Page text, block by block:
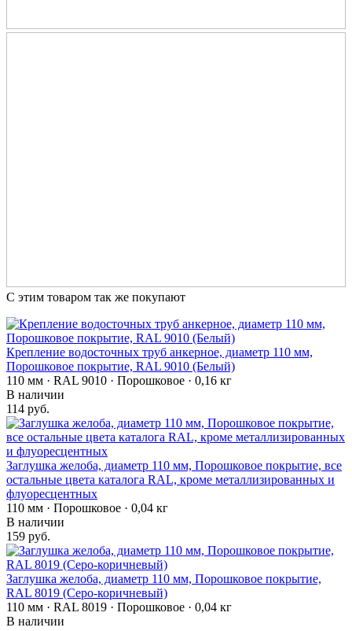
С этим товаром так же покупают
Крепление водосточных труб анкерное, диаметр 110 мм,
Порошковое покрытие, RAL 9010 (Белый)
110 мм · RAL 9010 · Порошковое · 0,16 кг
В наличии
114 руб.
Заглушка желоба, диаметр 110 мм, Порошковое покрытие, все
остальные цвета каталога RAL, кроме металлизированных и
флуоресцентных
110 мм · Порошковое · 0,04 кг
В наличии
159 руб.
Заглушка желоба, диаметр 110 мм, Порошковое покрытие,
RAL 8019 (Серо-коричневый)
110 мм · RAL 8019 · Порошковое · 0,04 кг
В наличии